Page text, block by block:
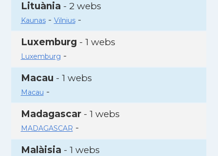
Lituània - 2 webs
Kaunas- Vilnius-
Luxemburg - 1 webs
Luxemburg -
Macau - 1 webs
Macau -
Madagascar- 1 webs
MADAGASCAR -
Malàisia - 1 webs